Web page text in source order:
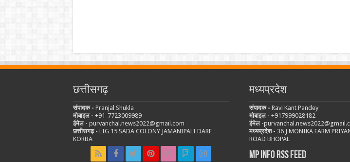
छत्तीसगढ़
संपादक - Pranjal Shukla
मोबाइल - ‪+91-7723009989
ईमेल - purvanchal.news2022@gmail.com
छत्तीसगढ़ - LIG 15 SADA COLONY JAMANIPALI DARE
KORBA
मध्यप्रदेश
संपादक - Ravi Kant Pandey
मोबाइल - ‪+917999028182
ईमेल -
मध्यप्रदेश - 36 J MONIKA FARM
ROAD BHOPAL
MP Info RSS Feed